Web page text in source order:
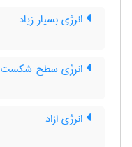
انرژی بسیار زیاد
انرژی سطح شکست
انرژی ازاد